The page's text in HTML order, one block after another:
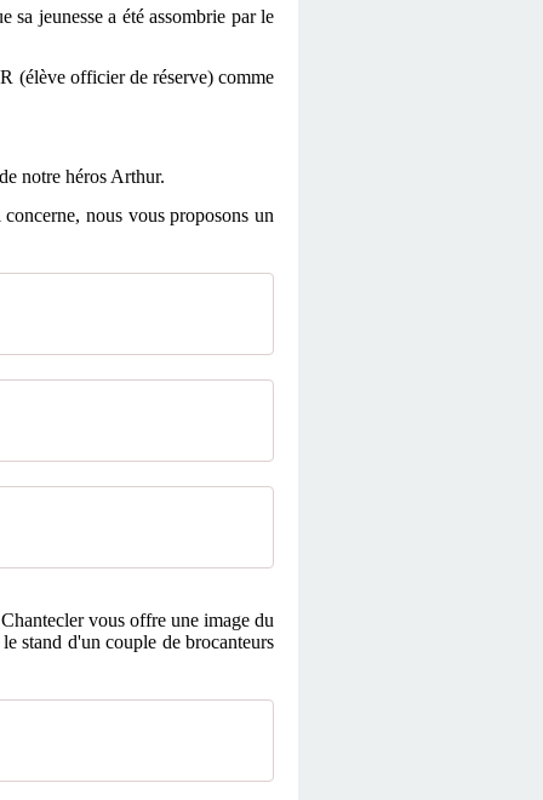
sa jeunesse a été assombrie par le
(élève officier de réserve) comme
notre héros Arthur.
nous vous proposons un
vous offre une image du
stand d'un couple de brocanteurs